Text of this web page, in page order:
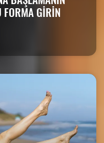
FORMA GIRIN